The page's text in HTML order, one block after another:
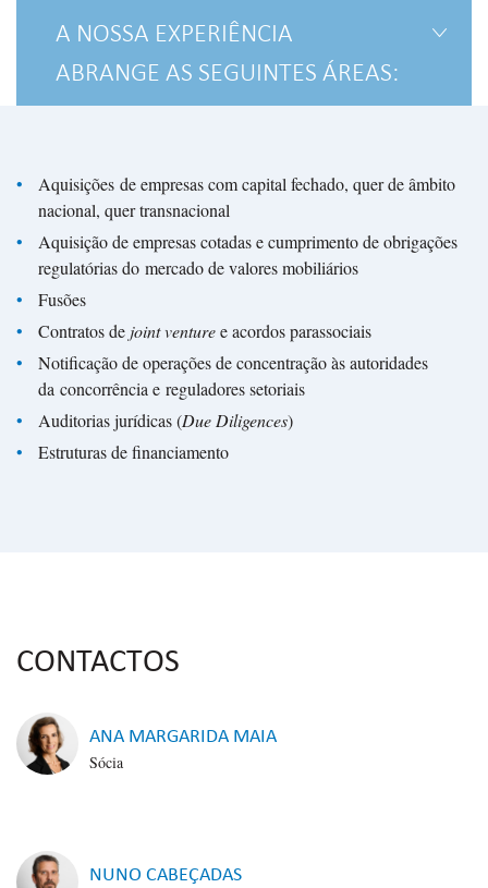
A NOSSA EXPERIÊNCIA
ABRANGE AS SEGUINTES ÁREAS:
Aquisições de empresas com capital fechado, quer de âmbito
nacional, quer transnacional
Aquisição de empresas cotadas e cumprimento de obrigações
regulatórias do mercado de valores mobiliários
Fusões
Contratos de joint venturee acordos parassociais
Notificação de operações de concentração às autoridades
da concorrência e reguladores setoriais
Auditorias jurídicas (Due Diligences)
Estruturas de financiamento
CONTACTOS
ANA MARGARIDA MAIA
Sócia
NUNO CABEÇADAS